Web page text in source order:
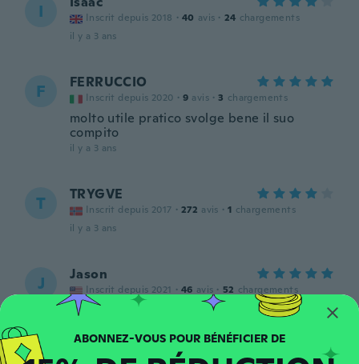
I Inscrit depuis 2018 · 40 avis · 24 chargements
il y a 3 ans
F FERRUCCIO
Inscrit depuis 2020 · 9 avis · 3 chargements
molto utile pratico svolge bene il suo
compito
il y a 3 ans
T TRYGVE
Inscrit depuis 2017 · 272 avis · 1 chargements
il y a 3 ans
J Jason
Inscrit depuis 2021 · 46 avis · 52 chargements
Works okay for watch backs.